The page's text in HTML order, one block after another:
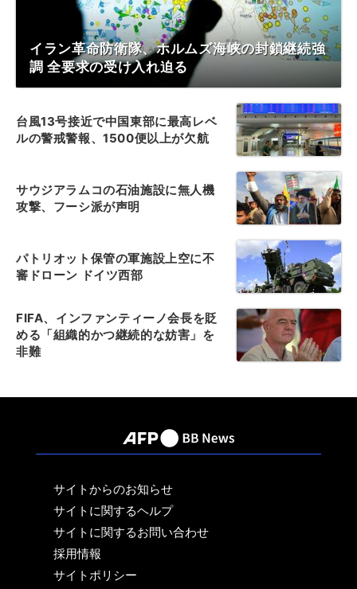
イラン革命防衛隊、ホルムズ海峡の封鎖継続強
調 全要求の受け入れ迫る
台風13号接近で中国東部に最高レベ
ルの警戒警報、1500便以上が欠航
サウジアラムコの石油施設に無人機
攻撃、フーシ派が声明
パトリオット保管の軍施設上空に不
審ドローン ドイツ西部
FIFA、インファンティーノ会長を貶
める「組織的かつ継続的な妨害」を
非難
サイトからのお知らせ
サイトに関するヘルプ
サイトに関するお問い合わせ
採用情報
サイトポリシー